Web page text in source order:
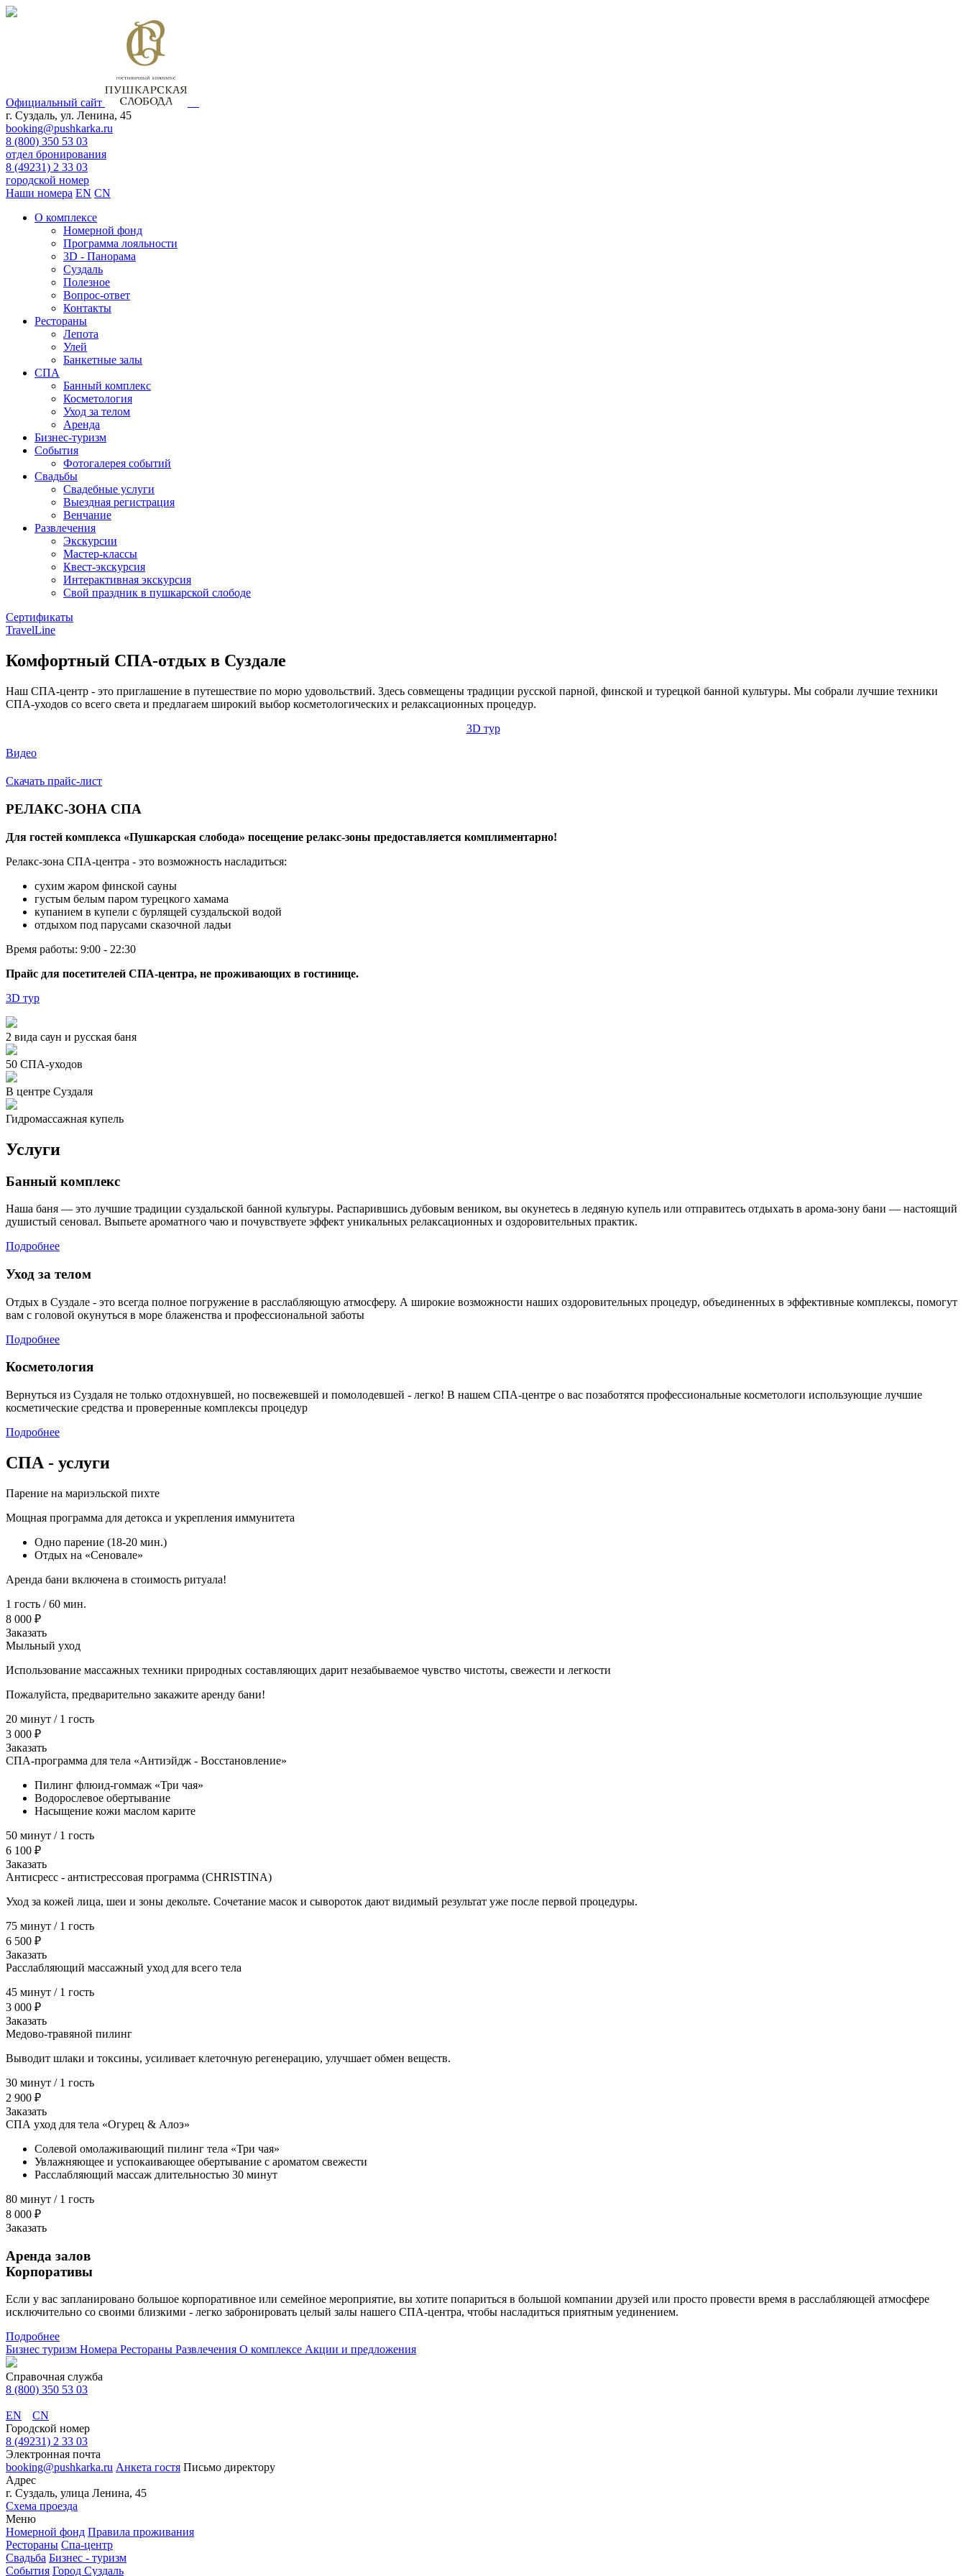
Официальный сайт
г. Суздаль, ул. Ленина, 45
booking@pushkarka.ru
8 (800) 350 53 03
отдел бронирования
8 (49231) 2 33 03
городской номер
Наши номера EN CN
О комплексе
Номерной фонд
Программа лояльности
3D - Панорама
Суздаль
Полезное
Вопрос-ответ
Контакты
Рестораны
Лепота
Улей
Банкетные залы
СПА
Банный комплекс
Косметология
Уход за телом
Аренда
Бизнес-туризм
События
Фотогалерея событий
Свадьбы
Свадебные услуги
Выездная регистрация
Венчание
Развлечения
Экскурсии
Мастер-классы
Квест-экскурсия
Интерактивная экскурсия
Свой праздник в пушкарской слободе
Сертификаты
TravelLine
Комфортный СПА-отдых в Суздале
Наш СПА-центр - это приглашение в путешествие по морю удовольствий. Здесь совмещены традиции русской парной, финской и турецкой банной культуры. Мы собрали лучшие техники
СПА-уходов со всего света и предлагаем широкий выбор косметологических и релаксационных процедур.
3D тур
Видео
Скачать прайс-лист
РЕЛАКС-ЗОНА СПА
Для гостей комплекса «Пушкарская слобода» посещение релакс-зоны предоставляется комплиментарно!
Релакс-зона СПА-центра - это возможность насладиться:
сухим жаром финской сауны
густым белым паром турецкого хамама
купанием в купели с бурлящей суздальской водой
отдыхом под парусами сказочной ладьи
Время работы: 9:00 - 22:30
Прайс для посетителей СПА-центра, не проживающих в гостинице.
3D тур
2 вида саун и русская баня
50 СПА-уходов
В центре Суздаля
Гидромассажная купель
Услуги
Банный комплекс
Наша баня — это лучшие традиции суздальской банной культуры. Распарившись дубовым веником, вы окунетесь в ледяную купель или отправитесь отдыхать в арома-зону бани — настоящий
душистый сеновал. Выпьете ароматного чаю и почувствуете эффект уникальных релаксационных и оздоровительных практик.
Подробнее
Уход за телом
Отдых в Суздале - это всегда полное погружение в расслабляющую атмосферу. А широкие возможности наших оздоровительных процедур, объединенных в эффективные комплексы, помогут
вам с головой окунуться в море блаженства и профессиональной заботы
Подробнее
Косметология
Вернуться из Суздаля не только отдохнувшей, но посвежевшей и помолодевшей - легко! В нашем СПА-центре о вас позаботятся профессиональные косметологи использующие лучшие
косметические средства и проверенные комплексы процедур
Подробнее
СПА - услуги
Парение на мариэльской пихте
Мощная программа для детокса и укрепления иммунитета
Одно парение (18-20 мин.)
Отдых на «Сеновале»
Аренда бани включена в стоимость ритуала!
1 гость / 60 мин.
8 000 ₽
Заказать
Мыльный уход
Использование массажных техники природных составляющих дарит незабываемое чувство чистоты, свежести и легкости
Пожалуйста, предварительно закажите аренду бани!
20 минут / 1 гость
3 000 ₽
Заказать
СПА-программа для тела «Антиэйдж - Восстановление»
Пилинг флюид-гоммаж «Три чая»
Водорослевое обертывание
Насыщение кожи маслом карите
50 минут / 1 гость
6 100 ₽
Заказать
Антисресс - антистрессовая программа (CHRISTINA)
Уход за кожей лица, шеи и зоны декольте. Сочетание масок и сывороток дают видимый результат уже после первой процедуры.
75 минут / 1 гость
6 500 ₽
Заказать
Расслабляющий массажный уход для всего тела
45 минут / 1 гость
3 000 ₽
Заказать
Медово-травяной пилинг
Выводит шлаки и токсины, усиливает клеточную регенерацию, улучшает обмен веществ.
30 минут / 1 гость
2 900 ₽
Заказать
СПА уход для тела «Огурец & Алоэ»
Солевой омолаживающий пилинг тела «Три чая»
Увлажняющее и успокаивающее обертывание с ароматом свежести
Расслабляющий массаж длительностью 30 минут
80 минут / 1 гость
8 000 ₽
Заказать
Аренда залов
Корпоративы
Если у вас запланировано большое корпоративное или семейное мероприятие, вы хотите попариться в большой компании друзей или просто провести время в расслабляющей атмосфере
исключительно со своими близкими - легко забронировать целый залы нашего СПА-центра, чтобы насладиться приятным уединением.
Подробнее
Бизнес туризм Номера Рестораны Развлечения О комплексе Акции и предложения
Справочная служба
8 (800) 350 53 03
EN
CN
Городской номер
8 (49231) 2 33 03
Электронная почта
booking@pushkarka.ru Анкета гостя Письмо директору
Адрес
г. Суздаль, улица Ленина, 45
Схема проезда
Меню
Номерной фонд Правила проживания
Рестораны Спа-центр
Свадьба Бизнес - туризм
События Город Суздаль